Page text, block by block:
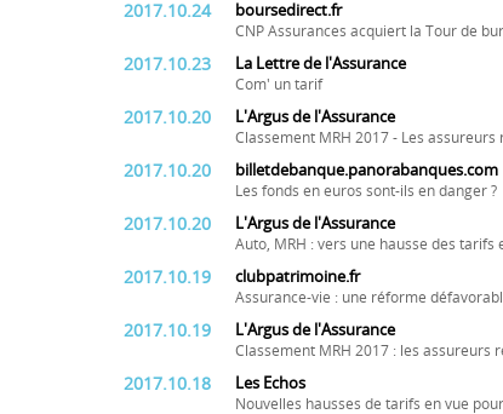
2017.10.24 boursedirect.fr
CNP Assurances acquiert la Tour de
2017.10.23 La Lettre de l'Assurance
Com' un tarif
2017.10.20 L'Argus de l'Assurance
Classement MRH 2017 - Les
2017.10.20 billetdebanque.panorabanques.com
Les fonds en euros sont-ils en danger ?
2017.10.20 L'Argus de l'Assurance
Auto, MRH : vers une hausse des tarifs
2017.10.19 clubpatrimoine.fr
Assurance-vie : une réforme
2017.10.19 L'Argus de l'Assurance
Classement MRH 2017 : les assureurs
2017.10.18 Les Echos
Nouvelles hausses de tarifs en vue